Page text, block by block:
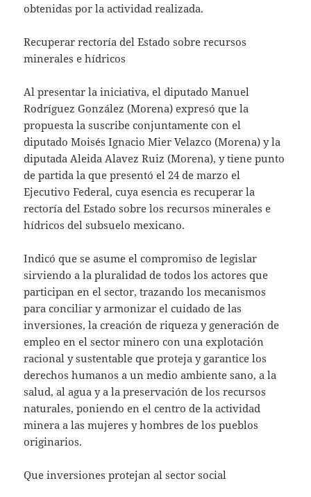
obtenidas por la actividad realizada.
Recuperar rectoría del Estado sobre recursos
minerales e hídricos
Al presentar la iniciativa, el diputado Manuel
Rodríguez González (Morena) expresó que la
propuesta la suscribe conjuntamente con el
diputado Moisés Ignacio Mier Velazco (Morena) y la
diputada Aleida Alavez Ruiz (Morena), y tiene punto
de partida la que presentó el 24 de marzo el
Ejecutivo Federal, cuya esencia es recuperar la
rectoría del Estado sobre los recursos minerales e
hídricos del subsuelo mexicano.
Indicó que se asume el compromiso de legislar
sirviendo a la pluralidad de todos los actores que
participan en el sector, trazando los mecanismos
para conciliar y armonizar el cuidado de las
inversiones, la creación de riqueza y generación de
empleo en el sector minero con una explotación
racional y sustentable que proteja y garantice los
derechos humanos a un medio ambiente sano, a la
salud, al agua y a la preservación de los recursos
naturales, poniendo en el centro de la actividad
minera a las mujeres y hombres de los pueblos
originarios.
Que inversiones protejan al sector social